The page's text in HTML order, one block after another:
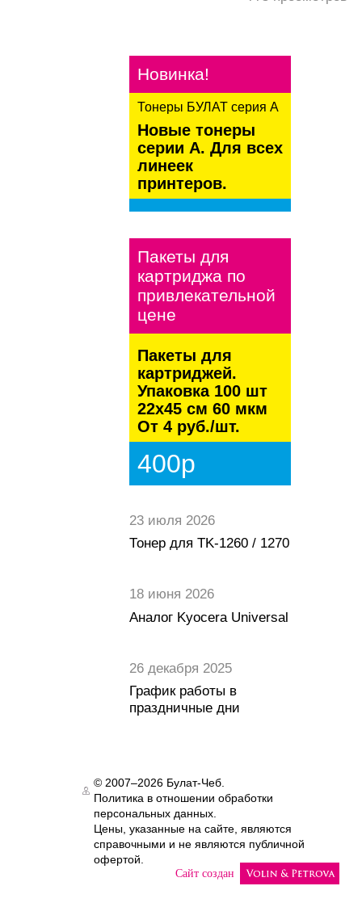
kaspersky
Новинка!
Тонеры БУЛАТ серия А
Новые тонеры
серии А. Для всех
линеек
принтеров.
Пакеты для
картриджа по
привлекательной
цене
Пакеты для
картриджей.
Упаковка 100 шт
22х45 см 60 мкм
От 4 руб./шт.
400р
23 июля 2026
Тонер для TK-1260 / 1270
18 июня 2026
Аналог Kyocera Universal
26 декабря 2025
График работы в
праздничные дни
Сайт создан
© 2007–2026 Булат-Чеб.
Политика в отношении обработки
персональных данных.
Цены, указанные на сайте, являются
справочными и не являются публичной
офертой.
Authorization